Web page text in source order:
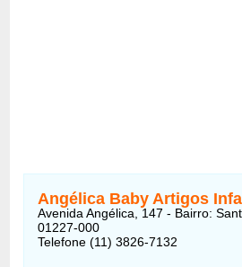
Angélica Baby Artigos
Avenida Angélica, 147 - Bairro:
01227-000
Telefone (11) 3826-7132